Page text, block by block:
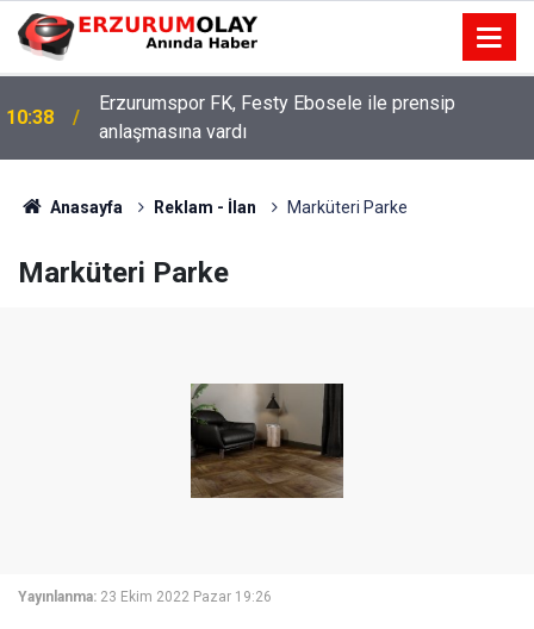
10:38
Erzurumspor FK, Festy Ebosele ile prensip
anlaşmasına vardı
Anasayfa Reklam - İlan Marküteri Parke
Marküteri Parke
Yayınlanma: 23 Ekim 2022 Pazar 19:26